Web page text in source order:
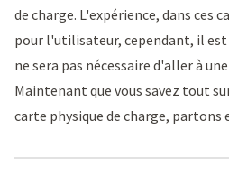
de charge. L'expérience, dans ces
pour l'utilisateur, cependant, il
ne sera pas nécessaire d'aller à
Maintenant que vous savez tout
carte physique de charge, partons